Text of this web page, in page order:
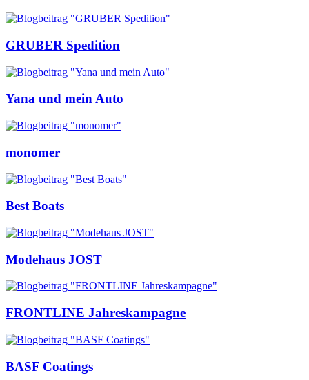
GRUBER Spedition
Yana und mein Auto
monomer
Best Boats
Modehaus JOST
FRONTLINE Jahreskampagne
BASF Coatings